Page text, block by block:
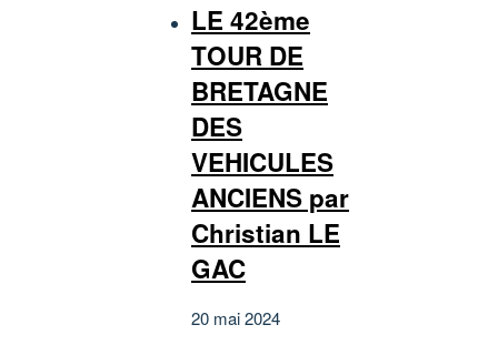
LE 42ème
TOUR DE
BRETAGNE
DES
VEHICULES
ANCIENS par
Christian LE
GAC
20 mai 2024